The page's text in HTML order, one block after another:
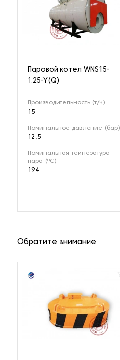
Паровой котел WNS15-
1.25-Y(Q)
Производительность (т/ч)
15
Номинальное давление (бар)
12,5
Номинальная температура
пара (ºС)
194
Обратите внимание